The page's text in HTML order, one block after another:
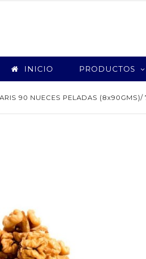
INICIO PRODUCTOS
90 NUECES PELADAS